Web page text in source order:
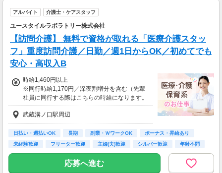
アルバイト 介護士・ケアスタッフ
ユースタイルラボラトリー株式会社
【訪問介護】 無料で資格が取れる「医療介護スタッ
フ」重度訪問介護／日勤／週1日からOK／初めてでも
安心・高収入B
時給1,460円以上
※同行時給1,170円／深夜割増分を含む（先輩
社員に同行する際はこちらの時給になります。
入社後早い方で2週間で独り立ちも可能。）
※交通費一部支給（既定あり）
【収入例】
週1回勤務の場合：1,460円×8時間×4回=4万6,7
週3回勤務の場合：1,460円×8時間×12回=14万
武蔵溝ノ口駅周辺
日払い・週払いOK 長期 副業・ＷワークOK
ボーナス・昇給あり
未経験歓迎
フリーター歓迎 主婦(夫)歓迎 シルバー歓迎 年齢不問
応募へ進む